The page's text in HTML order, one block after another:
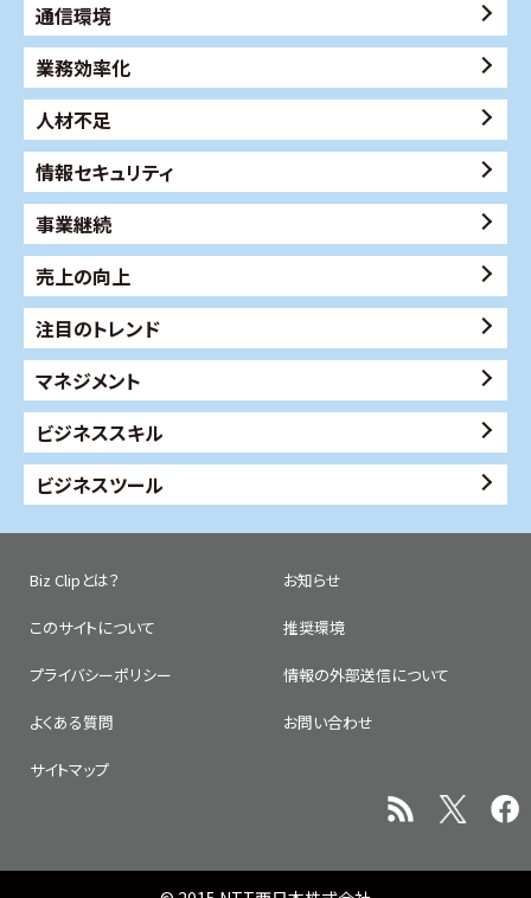
通信環境
業務効率化
人材不足
情報セキュリティ
事業継続
売上の向上
注目のトレンド
マネジメント
ビジネススキル
ビジネスツール
Biz Clipとは？ お知らせ
このサイトについて 推奨環境
プライバシーポリシー 情報の外部送信について
よくある質問 お問い合わせ
サイトマップ